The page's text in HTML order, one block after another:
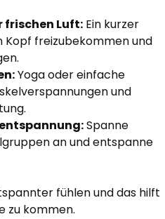
frischen Luft: Ein kurzer
Kopf freizubekommen und
Yoga oder einfache
und
Spanne
an und entspanne
fühlen und das hilft
zu kommen.